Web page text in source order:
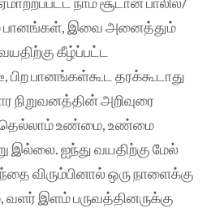
பானங்கள், இவை அனைத்தும்
கீழ்ப்பட்ட
பிற பானங்கள்கூட தரக்கூடாது
நிறுவனத்தின் அறிவுரை
உண்மை, உண்மை
ஐந்து வயதிற்கு மேல்
விரும்பினால் ஒரு நாளைக்கு
வளர் இளம் பருவத்தினருக்கு